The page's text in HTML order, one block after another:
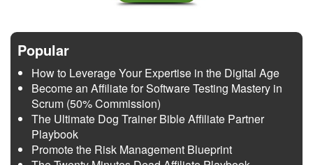
Popular
How to Leverage Your Expertise in the Digital Age
Become an Affiliate for Software Testing Mastery in
Scrum (50% Commission)
The Ultimate Dog Trainer Bible Affiliate Partner
Playbook
Promote the Risk Management Blueprint